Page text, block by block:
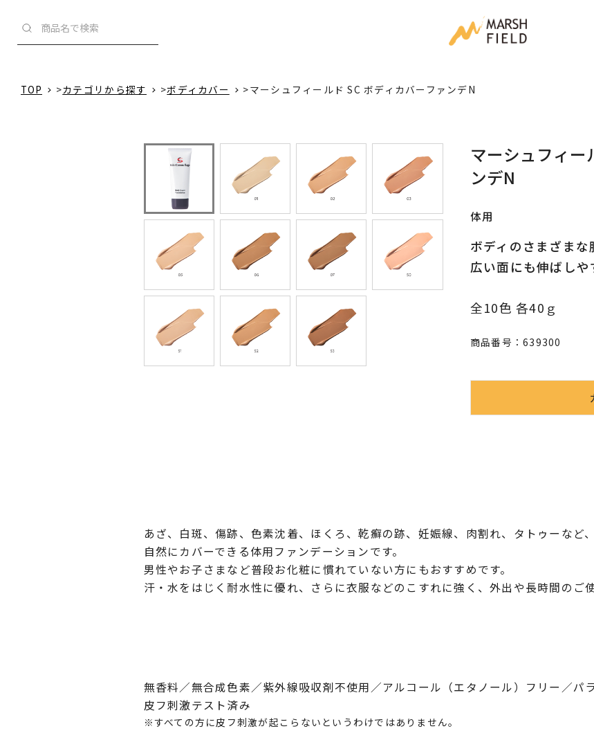
TOP >カテゴリから探す >ボディカバー >マーシュフィールド SC ボディカバーファンデN
マーシュフィー
ンデN
体用
ボディのさまざま
広い面にも伸ばし
全10色 各40ｇ
商品番号：639300
あざ、白斑、傷跡、色素沈着、ほくろ、乾癬の跡、妊娠線、肉割れ、タトゥーなど
自然にカバーできる体用ファンデーションです。
男性やお子さまなど普段お化粧に慣れていない方にもおすすめです。
汗・水をはじく耐水性に優れ、さらに衣服などのこすれに強く、外出や長時間のご
無香料／無合成色素／紫外線吸収剤不使用／アルコール（エタノール）フリー／パ
皮フ刺激テスト済み
すべての方に皮フ刺激が起こらないというわけではありません。